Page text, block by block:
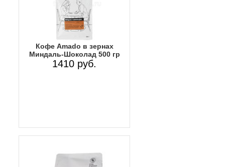
Кофе Amado в зернах
Миндаль-Шоколад 500 гр
1410 руб.